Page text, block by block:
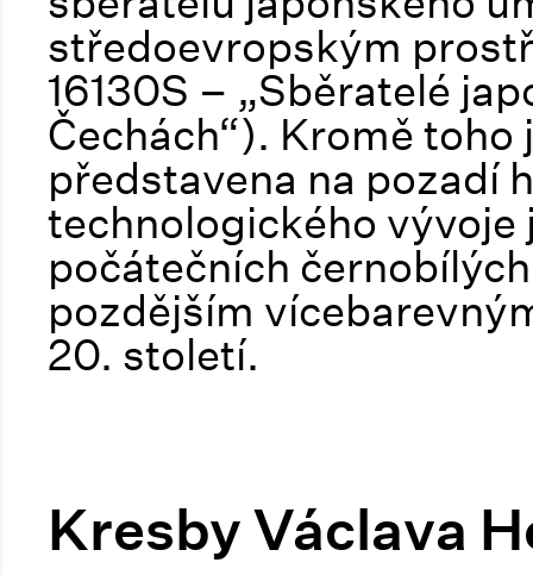
středoevropským
16130S – „Sběratelé
Čechách“). Kromě
představena na pozadí
technologického
počátečních
pozdějším
20. století.
Kresby Václava